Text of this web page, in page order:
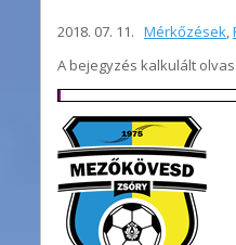
2018. 07. 11. Mérkőzések,
A bejegyzés kalkulált